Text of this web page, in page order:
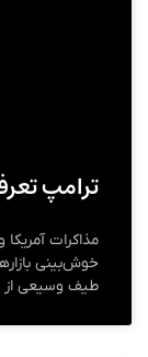
ترامپ
مذاکرات
خوش‌بینی
طیف وسیعی از